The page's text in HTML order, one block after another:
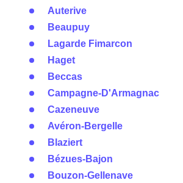
Auterive
Beaupuy
Lagarde Fimarcon
Haget
Beccas
Campagne-D'Armagnac
Cazeneuve
Avéron-Bergelle
Blaziert
Bézues-Bajon
Bouzon-Gellenave